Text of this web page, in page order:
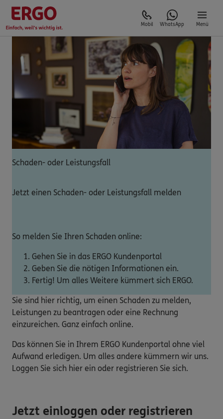
Mobil WhatsApp Menü
Schaden- oder Leistungsfall
Jetzt einen Schaden- oder Leistungsfall melden
So melden Sie Ihren Schaden online:
Gehen Sie in das ERGO Kundenportal
Geben Sie die nötigen Informationen ein.
Fertig! Um alles Weitere kümmert sich ERGO.
Sie sind hier richtig, um einen Schaden zu melden,
Leistungen zu beantragen oder eine Rechnung
einzureichen. Ganz einfach online.
Das können Sie in Ihrem ERGO Kundenportal ohne viel
Aufwand erledigen. Um alles andere kümmern wir uns.
Loggen Sie sich hier ein oder registrieren Sie sich.
Jetzt einloggen oder registrieren